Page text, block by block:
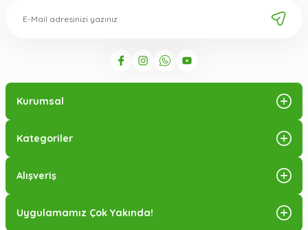
Kurumsal
Kategoriler
Alışveriş
Uygulamamız Çok Yakında!